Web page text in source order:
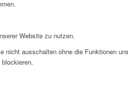
Website zu nutzen.
ausschalten ohne die Funktionen